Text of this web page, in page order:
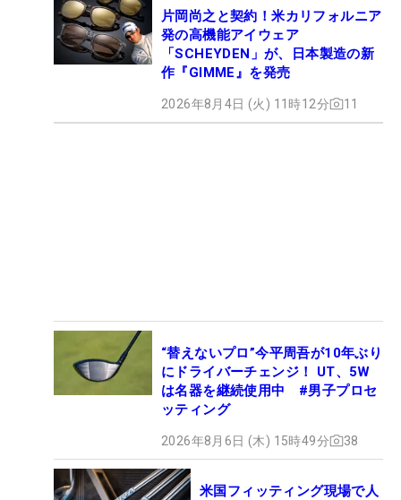
片岡尚之と契約！米カリフォルニア
発の高機能アイウェア
「SCHEYDEN」が、日本製造の新
作『GIMME』を発売
2026年8月4日 (火) 11時12分 11
“替えないプロ”今平周吾が10年ぶり
にドライバーチェンジ！ UT、5W
は名器を継続使用中 #男子プロセ
ッティング
2026年8月6日 (木) 15時49分 38
米国フィッティング現場で人